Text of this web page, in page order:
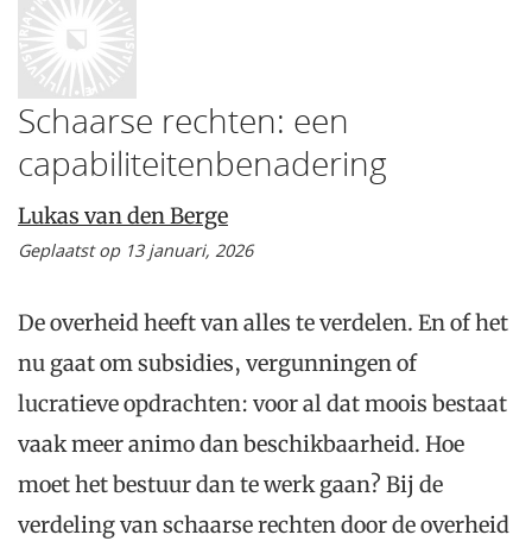
Schaarse rechten: een
capabiliteitenbenadering
Lukas van den Berge
Geplaatst op 13 januari, 2026
De overheid heeft van alles te verdelen. En of het
nu gaat om subsidies, vergunningen of
lucratieve opdrachten: voor al dat moois bestaat
vaak meer animo dan beschikbaarheid. Hoe
moet het bestuur dan te werk gaan? Bij de
verdeling van schaarse rechten door de overheid